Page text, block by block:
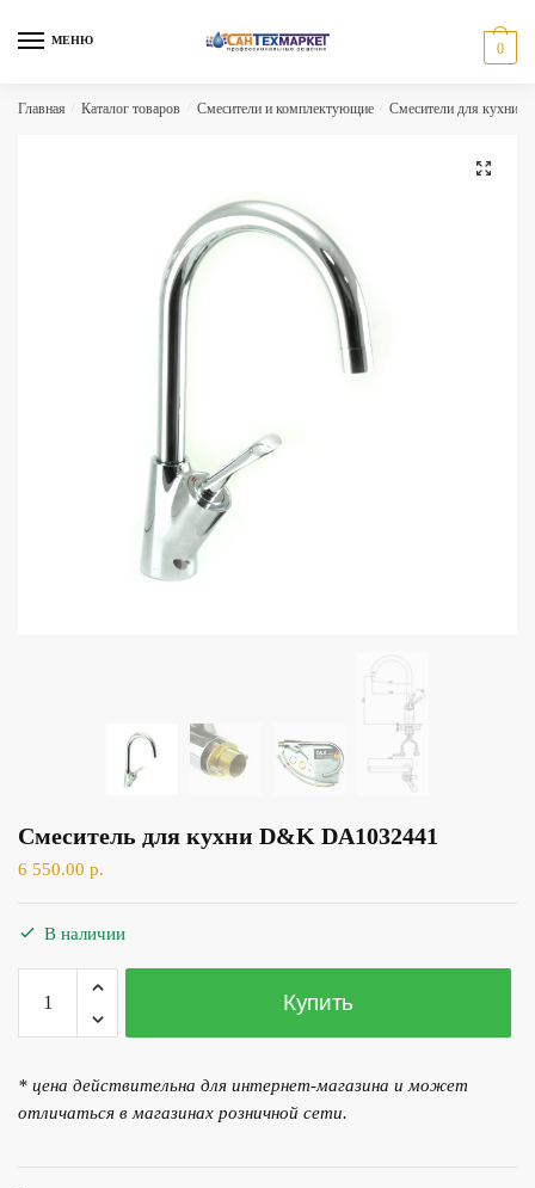
МЕНЮ
0
Главная Каталог товаров Смесители и комплектующие Смесители для кухни
🔍
Смеситель для кухни D&K DA1032441
6 550.00 р.
В наличии
Количество
товара
Смеситель
кухни
D&K
Купить
* цена действительна для интернет-магазина и может
отличаться в магазинах розничной сети.